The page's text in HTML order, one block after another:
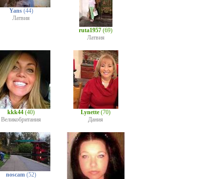
Yans(44)
Латвия
ruta1957 (69)
Латвия
kkk44 (40)
Великобритания
Lynette (70)
Дания
noscam (52)